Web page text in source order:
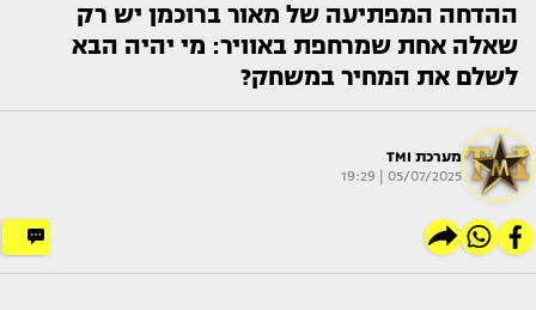
ההדחה המפתיעה של מאור ברוכמן יש רק
שאלה אחת שמרחפת באוויר: מי יהיה הבא
לשלם את המחיר במשחק?
מערכת TMI
05/07/2025 | 19:29